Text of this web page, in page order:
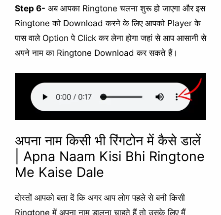
Step 6- अब आपका Ringtone चलना शुरू हो जाएगा और इस
Ringtone को Download करने के लिए आपको Player के
पास वाले Option पे Click कर लेना होगा जहां से आप आसानी से
अपने नाम का Ringtone Download कर सकते हैं।
अपना नाम किसी भी रिंगटोन में कैसे डालें
| Apna Naam Kisi Bhi Ringtone
Me Kaise Dale
दोस्तों आपको बता दें कि अगर आप लोग पहले से बनी किसी
Ringtone में अपना नाम डालना चाहते हैं तो उसके लिए मैं